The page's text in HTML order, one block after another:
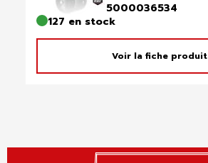
5000036534
127 en stock
Voir la fiche produit